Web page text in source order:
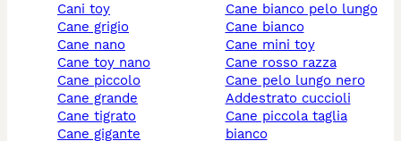
cani toy
cane grigio
cane nano
cane toy nano
cane piccolo
cane grande
cane tigrato
cane gigante
cane bianco pelo lungo
cane bianco
cane mini toy
cane rosso razza
cane pelo lungo nero
addestrato cuccioli
cane piccola taglia
bianco